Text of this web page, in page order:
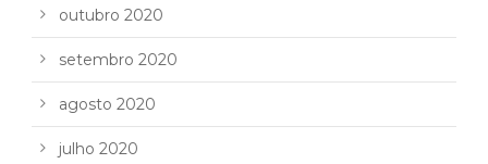
outubro 2020
setembro 2020
agosto 2020
julho 2020